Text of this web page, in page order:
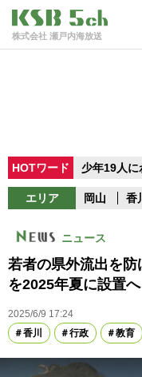
株式会社 瀬戸内海放送
HOTワード 少年19人に
エリア 岡山 香川
ニュース
若者の県外流出を
を2025年夏に設置へ
2025/6/9 17:24
香川
行政 教育